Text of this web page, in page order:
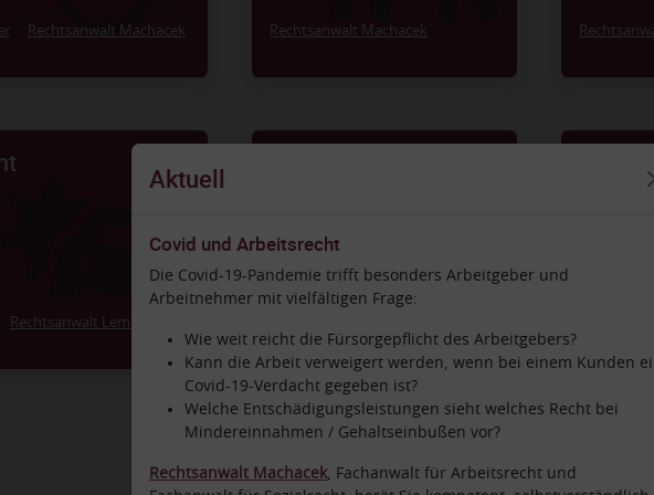
Aktuell
Covid und Arbeitsrecht
Die Covid-19-Pandemie trifft besonders Arbeitgeber und
Arbeitnehmer mit vielfältigen Frage:
Wie weit reicht die Fürsorgepflicht des Arbeitgebers?
Kann die Arbeit verweigert werden, wenn bei einem Kunden
Covid-19-Verdacht gegeben ist?
Welche Entschädigungsleistungen sieht welches Recht bei
Mindereinnahmen / Gehaltseinbußen vor?
Rechtsanwalt Machacek, Fachanwalt für Arbeitsrecht und
Rechtsanwalt Machacek Rechtsanwalt Machacek
Betriebsräten gehört dazu.
Rechtsanwalt Lemke
geht weit über
gegen Bußgeldbescheide
§142 StGB), stehen
Seite. Aber auch die
Abwicklung von
ist unsere Domäne.
Es berät Sie
Angelegenheiten. Aber auch in
Fragen des Berufsrechts
beraten und vertreten wir Sie
Es